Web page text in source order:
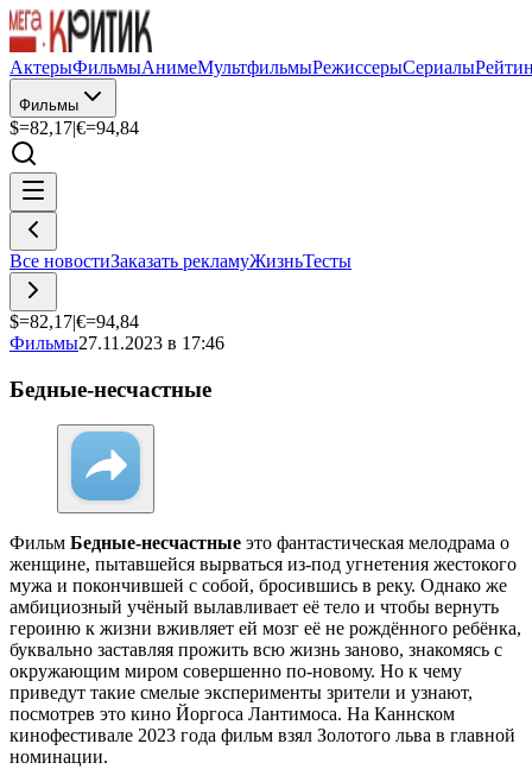
АктерыФильмыАнимеМультфильмыРежиссерыСериалы
Фильмы
$=82,17|€=94,84
Все новостиЗаказать рекламуЖизньТесты
$=82,17|€=94,84
Фильмы27.11.2023 в 17:46
Бедные-несчастные
Фильм Бедные-несчастные это фантастическая мелодрама о
женщине, пытавшейся вырваться из-под угнетения жестокого
мужа и покончившей с собой, бросившись в реку. Однако же
амбициозный учёный вылавливает её тело и чтобы вернуть
героиню к жизни вживляет ей мозг её не рождённого ребёнка,
буквально заставляя прожить всю жизнь заново, знакомясь с
окружающим миром совершенно по-новому. Но к чему
приведут такие смелые эксперименты зрители и узнают,
посмотрев это кино Йоргоса Лантимоса. На Каннском
кинофестивале 2023 года фильм взял Золотого льва в главной
номинации.